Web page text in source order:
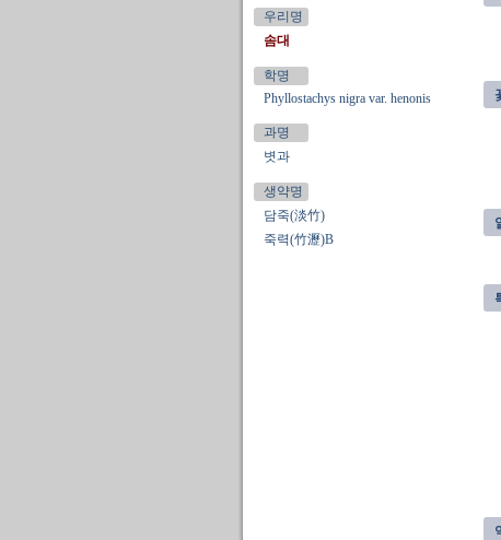
우리명
솜대
학명
Phyllostachys nigra var. henonis
과명
볏과
생약명
담죽(淡竹)
죽력(竹瀝)B